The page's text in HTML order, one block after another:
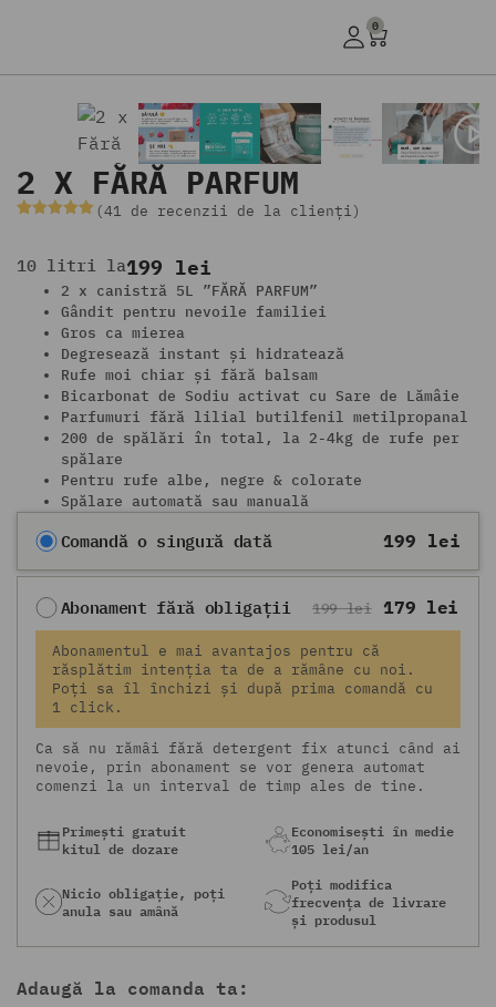
0
2 X FĂRĂ PARFUM
pe baza a
de evaluări
(41 de recenzii de la clienți)
10 litri la199 lei
2 x canistră 5L ”FĂRĂ PARFUM”
Gândit pentru nevoile familiei
Gros ca mierea
Degresează instant și hidratează
Rufe moi chiar și fără balsam
Bicarbonat de Sodiu activat cu Sare de Lămâie
Parfumuri fără lilial butilfenil metilpropanal
200 de spălări în total, la 2-4kg de rufe per
spălare
Pentru rufe albe, negre & colorate
Spălare automată sau manuală
Comandă o singură dată 199 lei
Abonamentul e mai avantajos pentru că
răsplătim intenția ta de a rămâne cu noi.
Poți sa îl închizi și după prima comandă cu
1 click.
Ca să nu rămâi fără detergent fix atunci când ai
nevoie, prin abonament se vor genera automat
comenzi la un interval de timp ales de tine.
Primești gratuit
kitul de dozare
Economisești în medie
105 lei/an
Nicio obligație, poți
anula sau amână
Poți modifica
frecvența de livrare
și produsul
Adaugă la comanda ta: